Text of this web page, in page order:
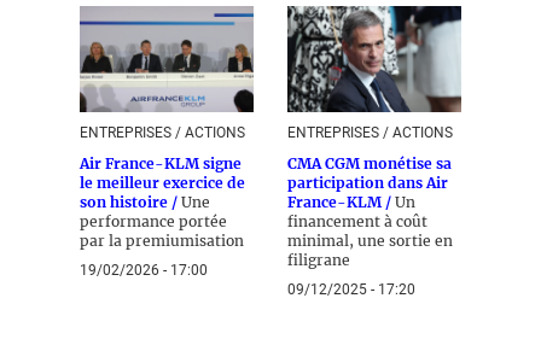
ENTREPRISES / ACTIONS
Air France-KLM signe
le meilleur exercice de
son histoire / Une
performance portée
par la premiumisation
19/02/2026 - 17:00
ENTREPRISES / ACTIONS
CMA CGM monétise sa
participation dans Air
France-KLM / Un
financement à coût
minimal, une sortie en
filigrane
09/12/2025 - 17:20